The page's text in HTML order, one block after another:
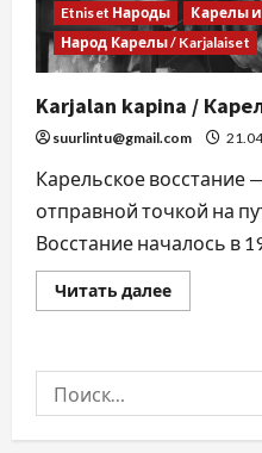
Etniset Народы
Карелы
Народ Карелы / Karjalaiset
Karjalan kapina /
suurlintu@gmail.com
Карельское восстание
отправной точкой на
Восстание началось в
Читать далее